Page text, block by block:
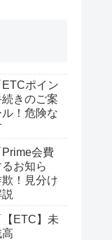
ETCポイン
続きのご案
！危険な
Prime会費
お知ら
！見分け
【ETC】未